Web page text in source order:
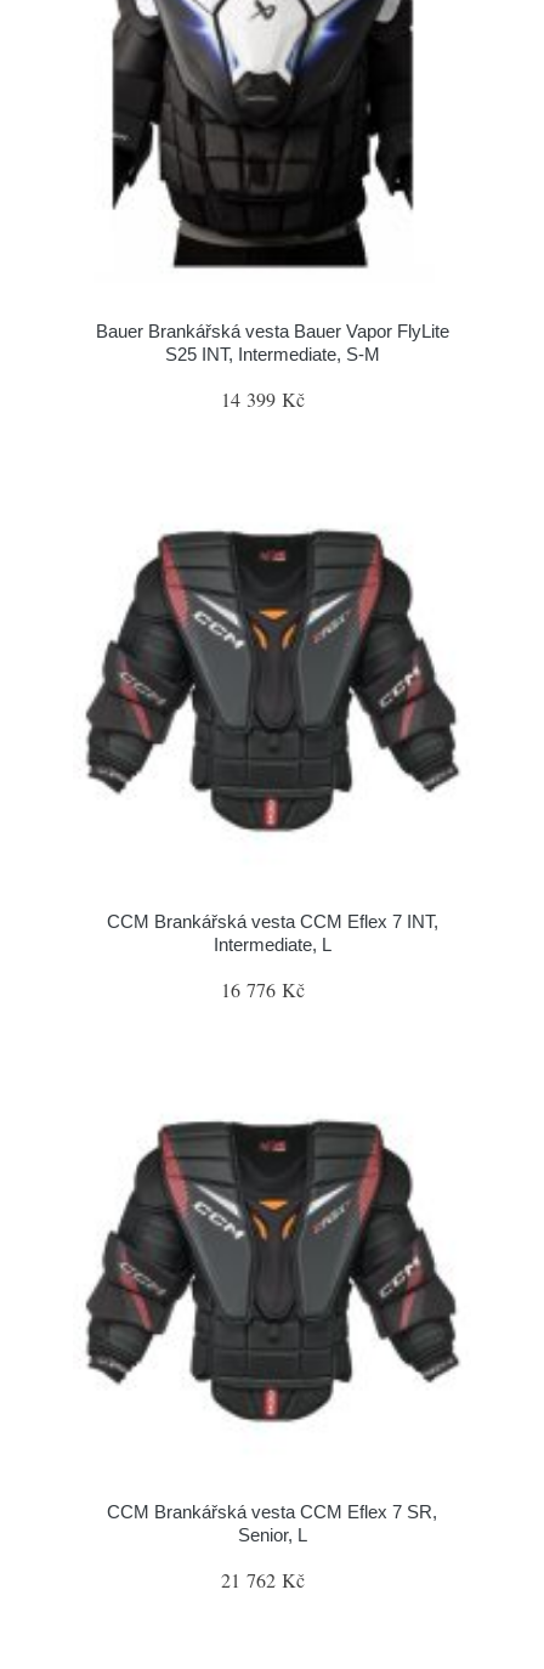
Bauer Brankářská vesta Bauer Vapor FlyLite
S25 INT, Intermediate, S-M
14 399 Kč
CCM Brankářská vesta CCM Eflex 7 INT,
Intermediate, L
16 776 Kč
CCM Brankářská vesta CCM Eflex 7 SR,
Senior, L
21 762 Kč